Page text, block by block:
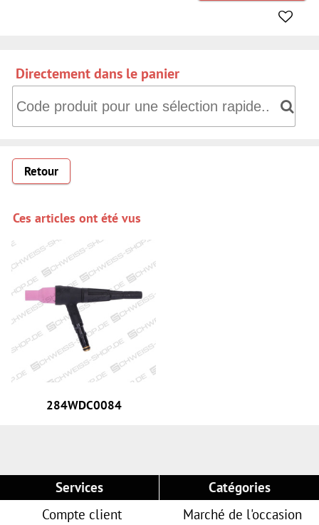
Directement dans le panier
Retour
Ces articles ont été vus
284WDC0084
Services
Compte client
Catégories
Marché de l'occasion